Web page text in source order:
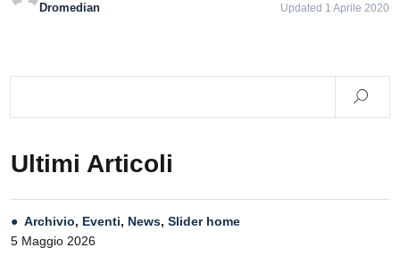
Dromedian Updated 1 Aprile 2020
Ultimi Articoli
Archivio, Eventi, News, Slider home
5 Maggio 2026